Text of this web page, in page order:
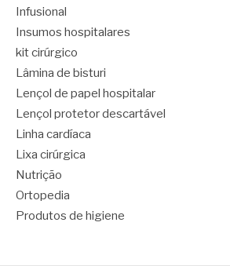
Infusional
Insumos hospitalares
kit cirúrgico
Lâmina de bisturi
Lençol de papel hospitalar
Lençol protetor descartável
Linha cardíaca
Lixa cirúrgica
Nutrição
Ortopedia
Produtos de higiene